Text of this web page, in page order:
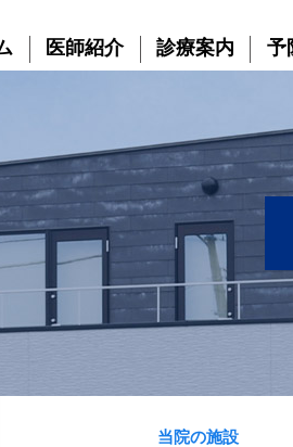
医師紹介 診療案内 予
当院の施設